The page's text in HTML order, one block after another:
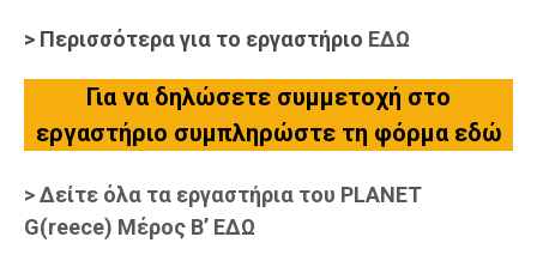
> Περισσότερα για το εργαστήριο ΕΔΩ
Για να δηλώσετε συμμετοχή στο
εργαστήριο συμπληρώστε τη φόρμα εδώ
> Δείτε όλα τα εργαστήρια του PLANET
G(reece) Μέρος Β’ ΕΔΩ